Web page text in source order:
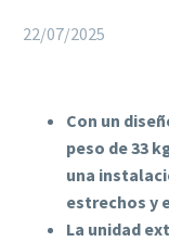
22/07/2025
Con un
peso de 33
una
estrechos y
La unidad